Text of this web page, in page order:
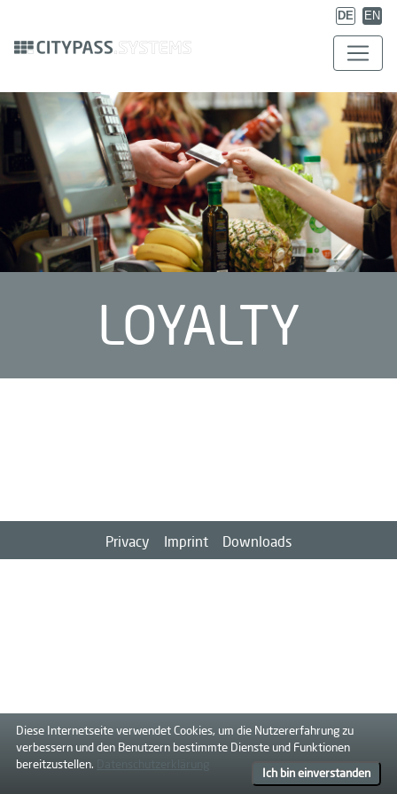
DE EN
LOYALTY
Privacy Imprint Downloads
Diese Internetseite verwendet Cookies, um die Nutzererfahrung zu
verbessern und den Benutzern bestimmte Dienste und Funktionen
bereitzustellen.
Ich bin einverstanden